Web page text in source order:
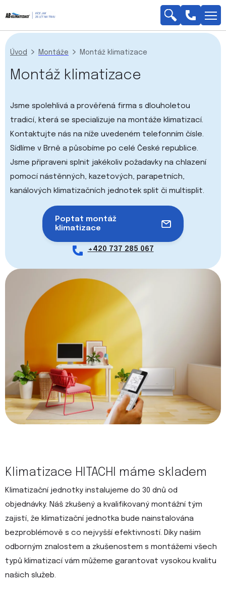
Úvod Montáže Montáž klimatizace
Montáž klimatizace
Jsme spolehlivá a prověřená firma s dlouholetou
tradicí, která se specializuje na montáže klimatizací.
Kontaktujte nás na níže uvedeném telefonním čísle.
Sídlíme v Brně a působíme po celé České republice.
Jsme připraveni splnit jakékoliv požadavky na chlazení
pomocí nástěnných, kazetových, parapetních,
kanálových klimatizačních jednotek split či multisplit.
Poptat montáž
klimatizace
+420 737 285 067
Klimatizace HITACHI máme skladem
Klimatizační jednotky instalujeme do 30 dnů od
objednávky. Náš zkušený a kvalifikovaný montážní tým
zajistí, že klimatizační jednotka bude nainstalována
bezproblémově s co nejvyšší efektivností. Díky našim
odborným znalostem a zkušenostem s montážemi všech
typů klimatizací vám můžeme garantovat vysokou kvalitu
našich služeb.
Napište nám
Položky označené hvězdičkou (*) jsou povinné.
Odesláním formuláře souhlasíte se